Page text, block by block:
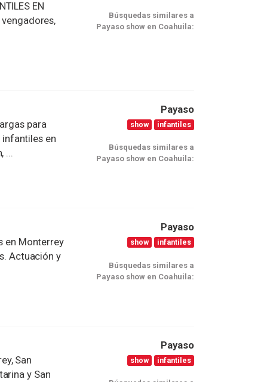
EN
vengadores,
Búsquedas similares a
Payaso show en Coahuila:
para
en
...
Payaso
show infantiles
Búsquedas similares a
Payaso show en Coahuila:
en Monterrey
Actuación y
Payaso
show infantiles
Búsquedas similares a
Payaso show en Coahuila:
San
y San
Payaso
show infantiles